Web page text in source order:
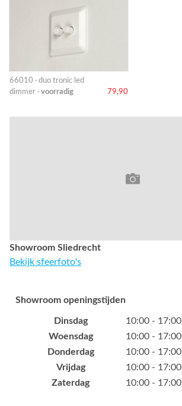
66010 · duo tronic led
dimmer · voorradig 79,90
Showroom Sliedrecht
Bekijk sfeerfoto's
Showroom openingstijden
Dinsdag
10:00 - 17:00
Woensdag
10:00 - 17:00
Donderdag
10:00 - 17:00
Vrijdag
10:00 - 17:00
Zaterdag
10:00 - 17:00